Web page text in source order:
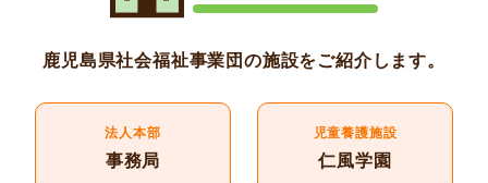
鹿児島県社会福祉事業団の施設をご紹介します。
法人本部
事務局
児童養護施設
仁風学園